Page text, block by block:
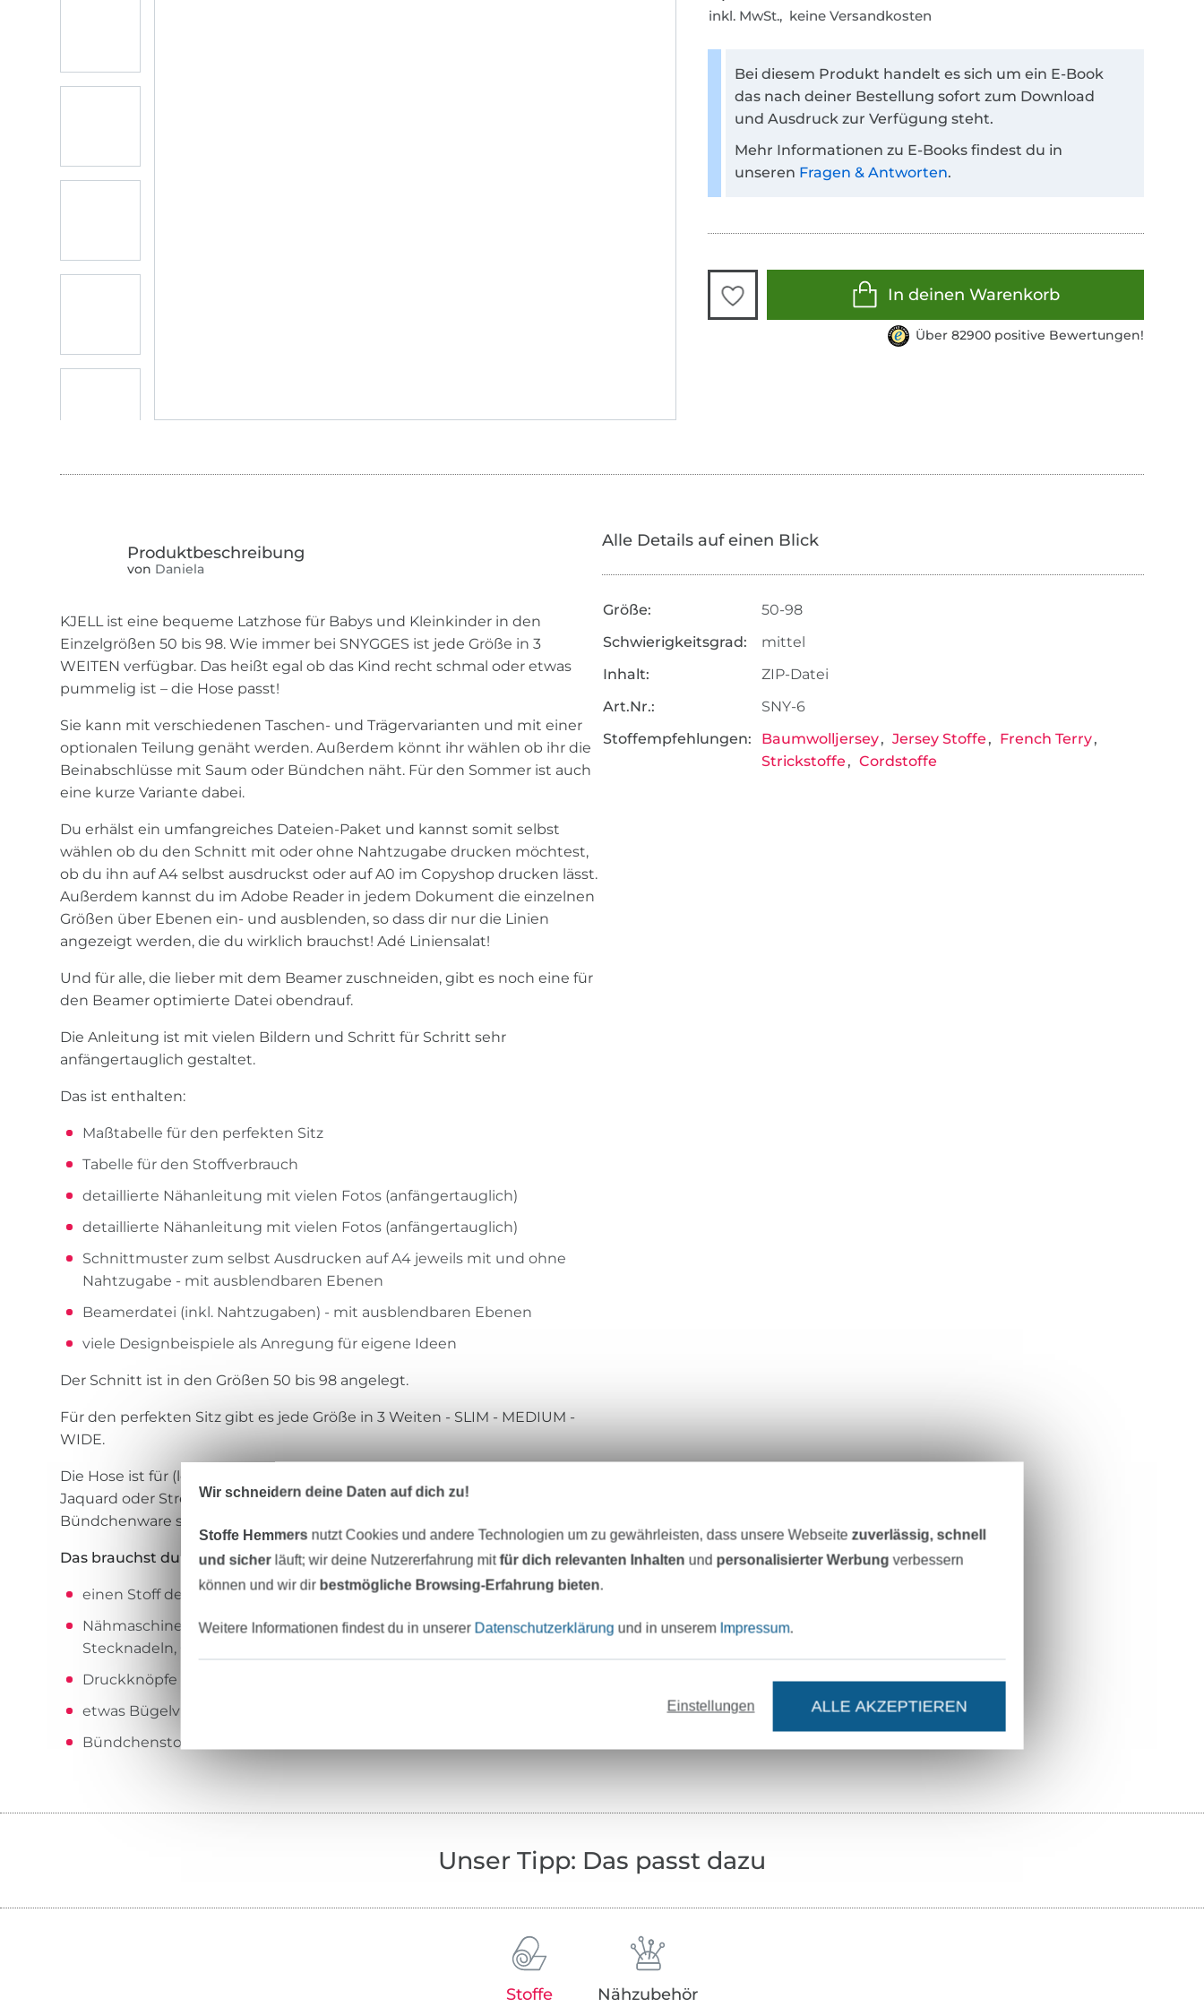
inkl. MwSt., keine Versandkosten
Bei diesem Produkt handelt es sich um ein E-Book
das nach deiner Bestellung sofort zum Download
und Ausdruck zur Verfügung steht.
Mehr Informationen zu E-Books findest du in
unseren Fragen & Antworten.
In deinen Warenkorb
Über 82900 positive Bewertungen!
von Daniela
KJELL ist eine bequeme Latzhose für Babys und Kleinkinder in den
Einzelgrößen 50 bis 98. Wie immer bei SNYGGES ist jede Größe in 3
WEITEN verfügbar. Das heißt egal ob das Kind recht schmal oder etwas
pummelig ist – die Hose passt!
Sie kann mit verschiedenen Taschen- und Trägervarianten und mit einer
optionalen Teilung genäht werden. Außerdem könnt ihr wählen ob ihr die
Beinabschlüsse mit Saum oder Bündchen näht. Für den Sommer ist auch
eine kurze Variante dabei.
Du erhälst ein umfangreiches Dateien-Paket und kannst somit selbst
wählen ob du den Schnitt mit oder ohne Nahtzugabe drucken möchtest,
ob du ihn auf A4 selbst ausdruckst oder auf A0 im Copyshop drucken lässt.
Außerdem kannst du im Adobe Reader in jedem Dokument die einzelnen
Größen über Ebenen ein- und ausblenden, so dass dir nur die Linien
angezeigt werden, die du wirklich brauchst! Adé Liniensalat!
Und für alle, die lieber mit dem Beamer zuschneiden, gibt es noch eine für
den Beamer optimierte Datei obendrauf.
Die Anleitung ist mit vielen Bildern und Schritt für Schritt sehr
anfängertauglich gestaltet.
Das ist enthalten:
Maßtabelle für den perfekten Sitz
Tabelle für den Stoffverbrauch
detaillierte Nähanleitung mit vielen Fotos (anfängertauglich)
detaillierte Nähanleitung mit vielen Fotos (anfängertauglich)
Schnittmuster zum selbst Ausdrucken auf A4 jeweils mit und ohne
Nahtzugabe - mit ausblendbaren Ebenen
Beamerdatei (inkl. Nahtzugaben) - mit ausblendbaren Ebenen
viele Designbeispiele als Anregung für eigene Ideen
Der Schnitt ist in den Größen 50 bis 98 angelegt.
Für den perfekten Sitz gibt es jede Größe in 3 Weiten - SLIM - MEDIUM -
WIDE.
Die Hose ist für (leicht) dehnbare Stoffe wie Jersey, French Terry, Sweat,
Jaquard oder Stretchcord ausgelegt. Die Beinbündchen können aus
Bündchenware sowie aus Jersey genäht werden.
Das brauchst du für dieses Projekt:
einen Stoff deiner Wahl
Nähmaschine, Garn, Stoffschere oder Rollschneider, Nahttrenner,
Stecknadeln, Clips
Druckknöpfe oder Knöpfe zum Annähen
etwas Bügelvlies zum Verstärken der Träger und Knopfbereiche
Bündchenstoff für die Bein- und Taschenbündchen
Alle Details auf einen Blick
Größe:
50-98
Schwierigkeitsgrad:
mittel
Inhalt:
ZIP-Datei
Art.Nr.:
SNY-6
Stoffempfehlungen:
Baumwolljersey Jersey Stoffe
French Terry
Strickstoffe
Cordstoffe
Unser Tipp: Das passt dazu
Stoffe Nähzubehör
Wir schneidern deine Daten auf dich zu!
Stoffe Hemmers nutzt Cookies und andere Technologien um zu gewährleisten, dass unsere Webseitezuverlässig, schnell
und sicherläuft; wir deine Nutzererfahrung mitfür dich relevanten Inhalten und personalisierter Werbung verbessern
können und wir dir bestmögliche Browsing-Erfahrung bieten.
Weitere Informationen findest du in unserer Datenschutzerklärung und in unserem Impressum.
Einstellungen ALLE AKZEPTIEREN